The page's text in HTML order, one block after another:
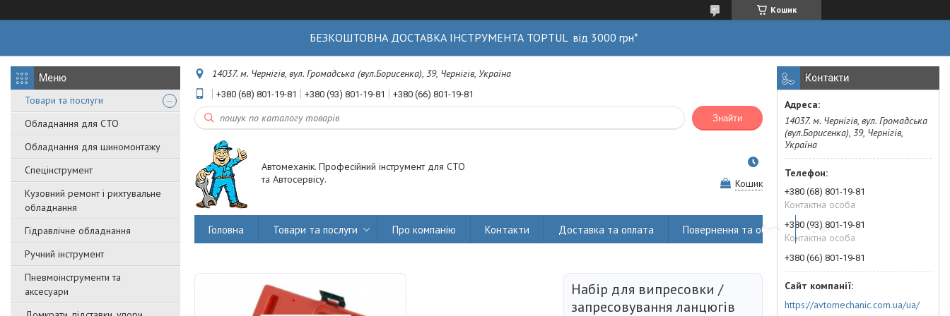
Кошик
БЕЗКОШТОВНА ДОСТАВКА ІНСТРУМЕНТА TOPTUL від 3000 грн*
Товари та послуги
Обладнання для СТО
Обладнання для шиномонтажу
Спецінструмент
Кузовний ремонт і рихтувальне
обладнання
Гідравлічне обладнання
Ручний інструмент
Пневмоінструменти та
аксесуари
14037. м. Чернігів, вул. Громадська (вул.Борисенка), 39, Чернігів, Україна
+380 (68) 801-19-81 +380 (93) 801-19-81 +380 (66) 801-19-81
Знайти
Автомеханік. Професійний інструмент для СТО
та Автосервісу.
Кошик
Головна Товари та послуги Про компанію Контакти Доставка та оплата Повернення та обмін Статті
Набір для випресовки /
запресовування ланцюгів
Контакти
14037. м. Чернігів, вул. Громадська
(вул.Борисенка), 39, Чернігів,
Україна
+380 (68) 801-19-81
Контактна особа
+380 (93) 801-19-81
Контактна особа
+380 (66) 801-19-81
https://avtomechanic.com.ua/ua/